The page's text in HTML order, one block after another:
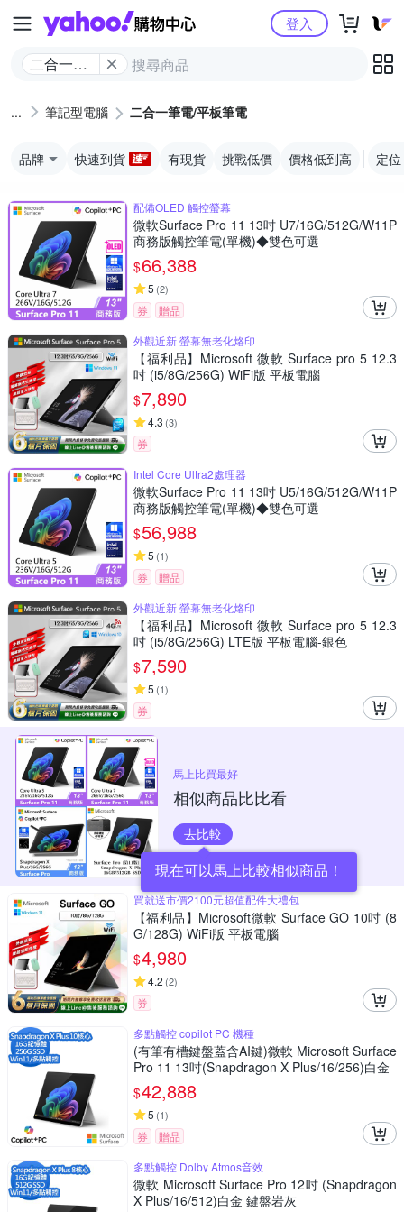
Yahoo購物中心
二合一筆
電
登入
筆記型電腦 二合一筆電/平板筆電
品牌 快速到貨 有現貨 挑戰低價 價格低到高 定位
配備OLED 觸控螢幕
微軟Surface Pro 11 13吋 U7/16G/512G/W11P
商務版觸控筆電(單機)◆雙色可選
$66,388
5 (2)
券
贈品
外觀近新 螢幕無老化烙印
【福利品】Microsoft 微軟 Surface pro 5 12.3
吋 (i5/8G/256G) WiFi版 平板電腦
$7,890
4.3 (3)
券
Intel Core Ultra2處理器
微軟Surface Pro 11 13吋 U5/16G/512G/W11P
商務版觸控筆電(單機)◆雙色可選
$56,988
5 (1)
券
贈品
外觀近新 螢幕無老化烙印
【福利品】Microsoft 微軟 Surface pro 5 12.3
吋 (i5/8G/256G) LTE版 平板電腦-銀色
$7,590
5 (1)
券
馬上比買最好
相似商品比比看
去比較
現在可以馬上比較相似商品！
買就送市價2100元超值配件大禮包
【福利品】Microsoft微軟 Surface GO 10吋 (8
G/128G) WiFi版 平板電腦
$4,980
4.2 (2)
券
多點觸控 copilot PC 機種
(有筆有槽鍵盤蓋含AI鍵)微軟 Microsoft Surface
Pro 11 13吋(Snapdragon X Plus/16/256)白金
$42,888
5 (1)
券
贈品
多點觸控 Dolby Atmos音效
微軟 Microsoft Surface Pro 12吋 (Snapdragon
X Plus/16/512)白金 鍵盤岩灰